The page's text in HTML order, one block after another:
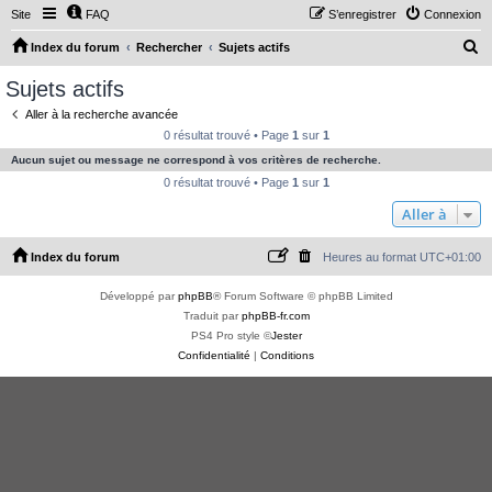
Site FAQ Connexion
S’enregistrer
Index du forum Rechercher Sujets actifs
e
c
e
Sujets actifs
Aller à la recherche avancée
0 résultat trouvé • Page 1 sur 1
Aucun sujet ou message ne correspond à vos critères de recherche.
0 résultat trouvé • Page 1 sur 1
Aller à
Index du forum Heures au format UTC+01:00
Développé parphpBB® Forum Software © phpBB Limited
Traduit parphpBB-fr.com
PS4 Pro style ©Jester
Confidentialité | Conditions